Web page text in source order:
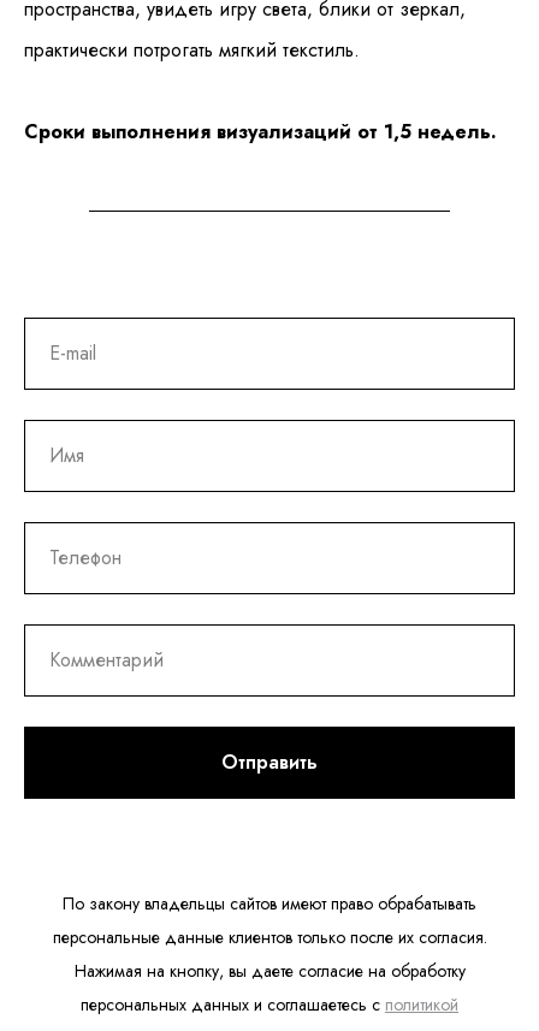
пространства, увидеть игру света, блики от зеркал,
практически потрогать мягкий текстиль.
Сроки выполнения визуализаций от 1,5 недель.
Отправить
По закону владельцы сайтов имеют право обрабатывать
персональные данные клиентов только после их согласия.
Нажимая на кнопку, вы даете согласие на обработку
персональных данных и соглашаетесь c политикой